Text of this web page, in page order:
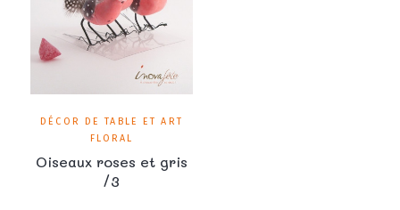
DÉCOR DE TABLE ET ART
FLORAL
Oiseaux roses et gris
/3